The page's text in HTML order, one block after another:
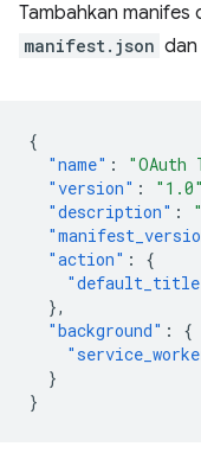
Tambahkan manifes
manifest.json
{
"name" :
"version" : "1.0"
"description" :
"action" :
{
},
"background" :
{
}
}